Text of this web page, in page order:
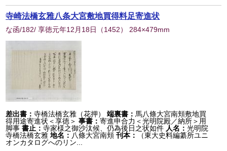
寺崎法橋玄雅八条大宮敷地買得料足寄進状
な函/182/ 享徳元年12月18日 （1452） 284×479mm
差出書：寺橋法橋玄雅（花押） 端裏書： 馬八條大宮南頬敷地買
得用途寄進状＜享徳＞ 事書：寄進申合力＜光明院殿／納所＞用
脚事 書止：寺家様之御沙汰候、仍為後日之状如件 人名：光明院
寺橋法橋玄雅 地名： 八條大宮南頬 刊本：
（東大史料編纂所ユニ
オンカタログへのリン...